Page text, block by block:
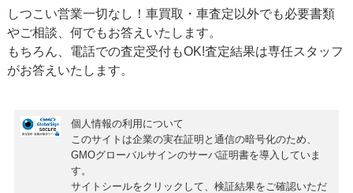
しつこい営業一切なし！車買取・車査定以外でも必要書類
やご相談、何でもお答えいたします。
もちろん、 電話での査定受付もOK!査定結果は専任スタッフ
がお答えいたします。
個人情報の利用について
このサイトは企業の実在証明と通信の暗号化のため、
GMOグローバルサインのサーバ証明書を導入していま
す。
サイトシールをクリックして、検証結果をご確認いただ